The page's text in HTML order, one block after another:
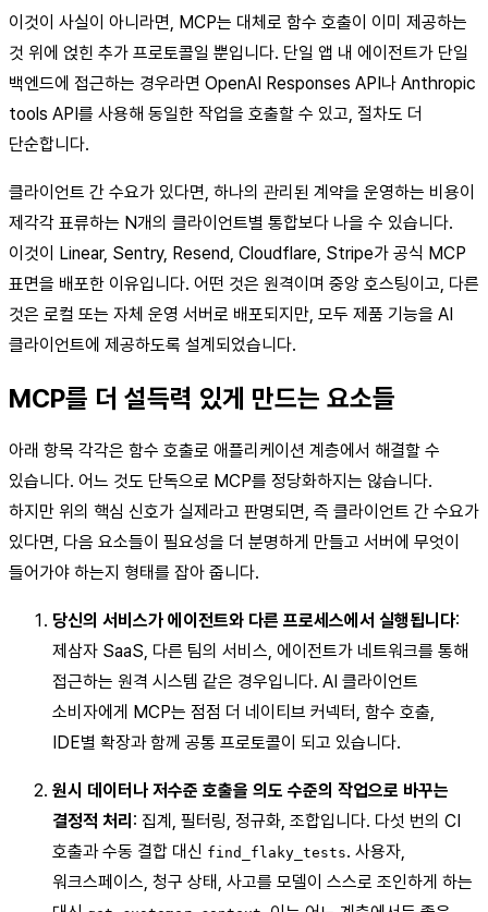
이것이 사실이 아니라면, MCP는 대체로 함수 호출이 이미 제공하는
것 위에 얹힌 추가 프로토콜일 뿐입니다. 단일 앱 내 에이전트가 단일
백엔드에 접근하는 경우라면 OpenAI Responses API나 Anthropic
tools API를 사용해 동일한 작업을 호출할 수 있고, 절차도 더
단순합니다.
클라이언트 간 수요가 있다면, 하나의 관리된 계약을 운영하는 비용이
제각각 표류하는 N개의 클라이언트별 통합보다 나을 수 있습니다.
이것이 Linear, Sentry, Resend, Cloudflare, Stripe가 공식 MCP
표면을 배포한 이유입니다. 어떤 것은 원격이며 중앙 호스팅이고, 다른
것은 로컬 또는 자체 운영 서버로 배포되지만, 모두 제품 기능을 AI
클라이언트에 제공하도록 설계되었습니다.
MCP를 더 설득력 있게 만드는 요소들
아래 항목 각각은 함수 호출로 애플리케이션 계층에서 해결할 수
있습니다. 어느 것도 단독으로 MCP를 정당화하지는 않습니다.
하지만 위의 핵심 신호가 실제라고 판명되면, 즉 클라이언트 간 수요가
있다면, 다음 요소들이 필요성을 더 분명하게 만들고 서버에 무엇이
들어가야 하는지 형태를 잡아 줍니다.
당신의 서비스가 에이전트와 다른 프로세스에서 실행됩니다:
제삼자 SaaS, 다른 팀의 서비스, 에이전트가 네트워크를 통해
접근하는 원격 시스템 같은 경우입니다. AI 클라이언트
소비자에게 MCP는 점점 더 네이티브 커넥터, 함수 호출,
IDE별 확장과 함께 공통 프로토콜이 되고 있습니다.
원시 데이터나 저수준 호출을 의도 수준의 작업으로 바꾸는
결정적 처리 : 집계, 필터링, 정규화, 조합입니다. 다섯 번의 CI
호출과 수동 결합 대신 find_flaky_tests. 사용자,
워크스페이스, 청구 상태, 사고를 모델이 스스로 조인하게 하는